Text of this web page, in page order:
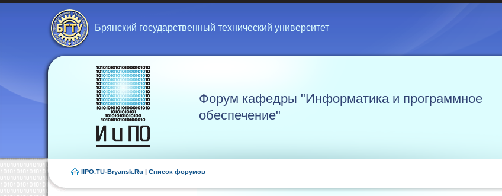
Брянский государственный технический университет
Форум кафедры "Информатика и программное
обеспечение"
IIPO.TU-Bryansk.Ru | Список форумов